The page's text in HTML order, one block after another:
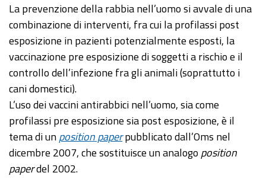
La prevenzione della rabbia nell’uomo si avvale di una
combinazione di interventi, fra cui la profilassi post
esposizione in pazienti potenzialmente esposti, la
vaccinazione pre esposizione di soggetti a rischio e il
controllo dell’infezione fra gli animali (soprattutto i
cani domestici).
L’uso dei vaccini antirabbici nell’uomo, sia come
profilassi pre esposizione sia post esposizione, è il
tema di unposition paperpubblicato dall’Oms nel
dicembre 2007, che sostituisce un analogo position
paperdel 2002.